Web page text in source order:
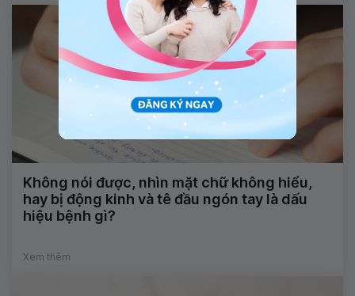
Không nói được, nhìn mặt chữ không hiểu,
hay bị động kinh và tê đầu ngón tay là dấu
hiệu bệnh gì?
Xem thêm